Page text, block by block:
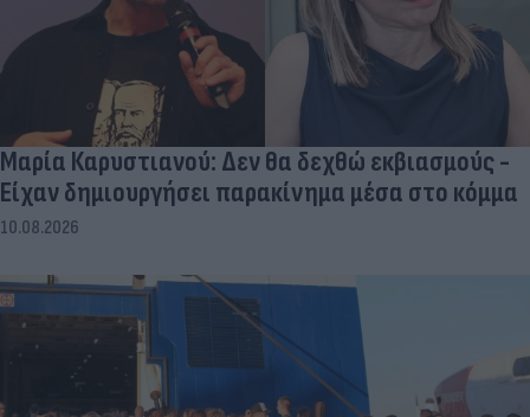
Μαρία Καρυστιανού: Δεν θα δεχθώ εκβιασμούς -
Είχαν δημιουργήσει παρακίνημα μέσα στο κόμμα
10.08.2026